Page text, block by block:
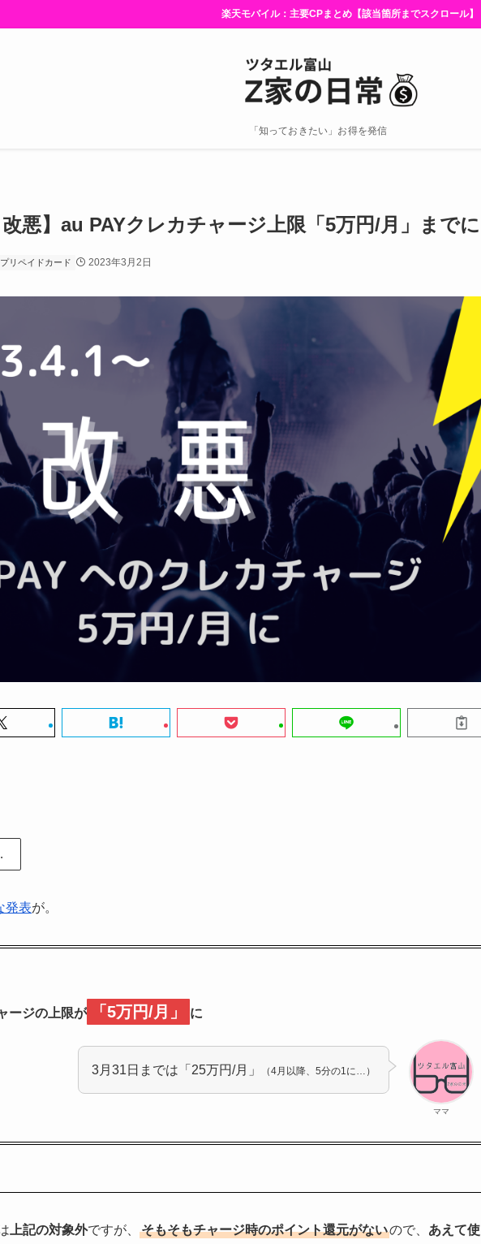
楽天モバイル：主要CPまとめ【該当箇所までスクロール】
「知っておきたい」お得を発信
改悪】au PAYクレカチャージ上限「5万円/月」までに
プリペイドカード 2023年3月2日
発表が。
ージの上限が
「5万円/月」 に
ママ
3月31日までは「25万円/月」 （4月以降、5分の1に…）
上記の対象外ですが、 そもそもチャージ時のポイント還元がないので、 あえて使